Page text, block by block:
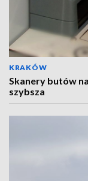
KRAKÓW
Skanery butów
szybsza